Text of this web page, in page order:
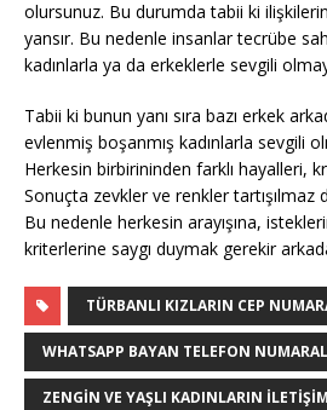
olursunuz. Bu durumda tabii ki
yansır. Bu nedenle insanlar tecrübe
kadınlarla ya da erkeklerle sevgili
Tabii ki bunun yanı sıra bazı erkek
evlenmiş boşanmış kadınlarla sevgili
Herkesin birbirininden farklı hayalleri,
Sonuçta zevkler ve renkler
Bu nedenle herkesin arayışına,
kriterlerine saygı duymak gerekir
TÜRBANLI KIZLARIN CEP
WHATSAPP BAYAN TELEFON
ZENGIN VE YAŞLI KADINLARIN